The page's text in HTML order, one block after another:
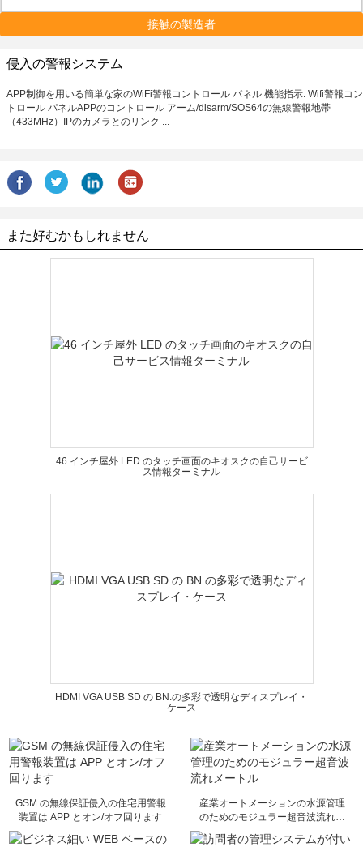
接触の製造者
侵入の警報システム
APP制御を用いる簡単な家のWiFi警報コントロール パネル 機能指示: Wifi警報コン
トロール パネルAPPのコントロール アーム/disarm/SOS64の無線警報地帯
（433MHz）IPのカメラとのリンク ...
また好むかもしれません
46 インチ屋外 LED のタッチ画面のキオスクの自己サービ
ス情報ターミナル
HDMI VGA USB SD の BN.の多彩で透明なディスプレイ・
ケース
GSM の無線保証侵入の住宅用警報
装置は APP とオン/オフ回ります
産業オートメーションの水源管理
のためのモジュラー超音波流れメ
ートル